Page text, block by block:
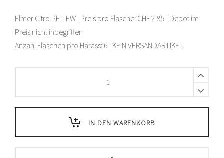
Elmer Citro PET EW | Preis pro Flasche: CHF 2.85 | Depot im
Preis nicht inbegriffen
Anzahl Flaschen pro Harass: 6 | KEIN VERSANDARTIKEL
PET
-
quantity
IN DEN WARENKORB